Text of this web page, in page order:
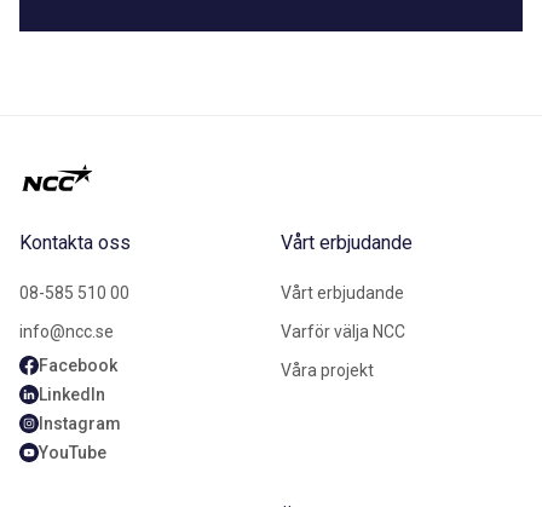
Kontakta oss
08-585 510 00
info@ncc.se
Facebook
LinkedIn
Instagram
YouTube
Vårt erbjudande
Vårt erbjudande
Varför välja NCC
Våra projekt